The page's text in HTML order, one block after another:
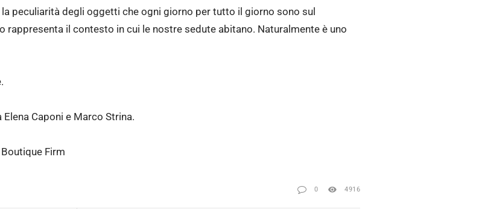
peculiarità degli oggetti che ogni giorno per tutto il giorno sono sul
rappresenta il contesto in cui le nostre sedute abitano. Naturalmente è uno
Caponi e Marco Strina.
Boutique Firm
0 4916